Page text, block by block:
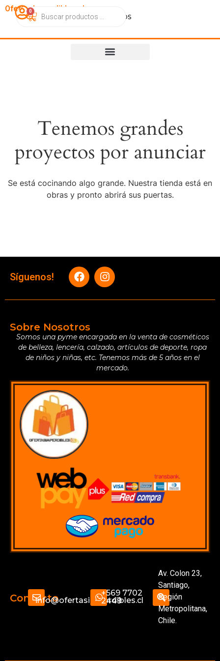
OfertasImperdibles.cl
CatálogoContactoNosotros
0
Tenemos grandes
proyectos por anunciar
Se está cocinando algo grande. Nuestra tienda está en
obras y pronto abrirá sus puertas.
Síguenos!
Sobre Nosotros
Somos una pyme encargada en la venta de cosméticos
de belleza, lencería, calzado, artículos de deporte, ropa
de niños y niñas, etc. Tenemos más de 5 años en el
mercado.
Contactoinfo@ofertasimperdibles.cl
+569 7702
2449
Av. Colon 23,
Santiago,
Región
Metropolitana,
Chile.